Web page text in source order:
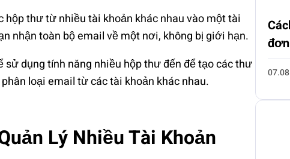
thư từ nhiều tài khoản khác nhau vào một tài
nhận toàn bộ email về một nơi, không bị giới hạn.
sử dụng tính năng nhiều hộp thư đến để tạo các thư
loại email từ các tài khoản khác nhau.
Lý Nhiều Tài Khoản